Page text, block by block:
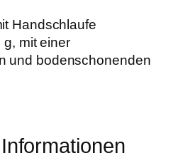
Handschlaufe
mit einer
und bodenschonenden